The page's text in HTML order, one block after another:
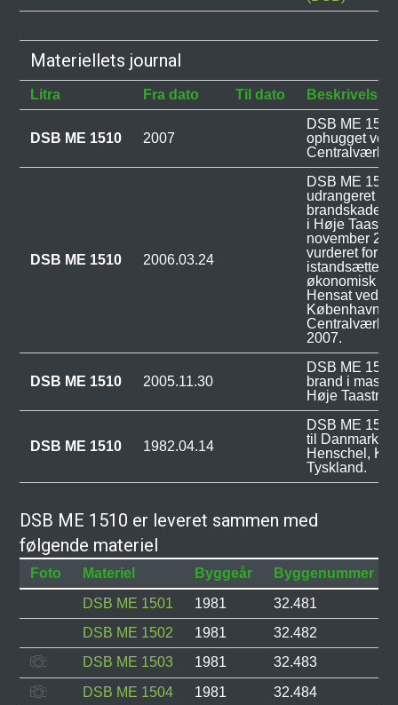
Materiellets journal
Litra Fra dato Til dato Beskrivelse
DSB ME 1510 2007
DSB ME
ophugget ved
DSB ME 1510 2006.03.24
DSB ME
udrangeret da
i Høje
november
vurderet for
økonomisk
Hensat ved
Københavns
2007.
DSB ME 1510 2005.11.30
DSB ME
brand i
Høje
DSB ME 1510 1982.04.14
DSB ME
til Danmark
Henschel,
Tyskland.
DSB ME 1510 er leveret sammen med
følgende materiel
Foto Materiel Byggeår Byggenummer
DSB ME 1501
1981 32.481
DSB ME 1502
1981 32.482
DSB ME 1503
1981 32.483
DSB ME 1504
1981 32.484